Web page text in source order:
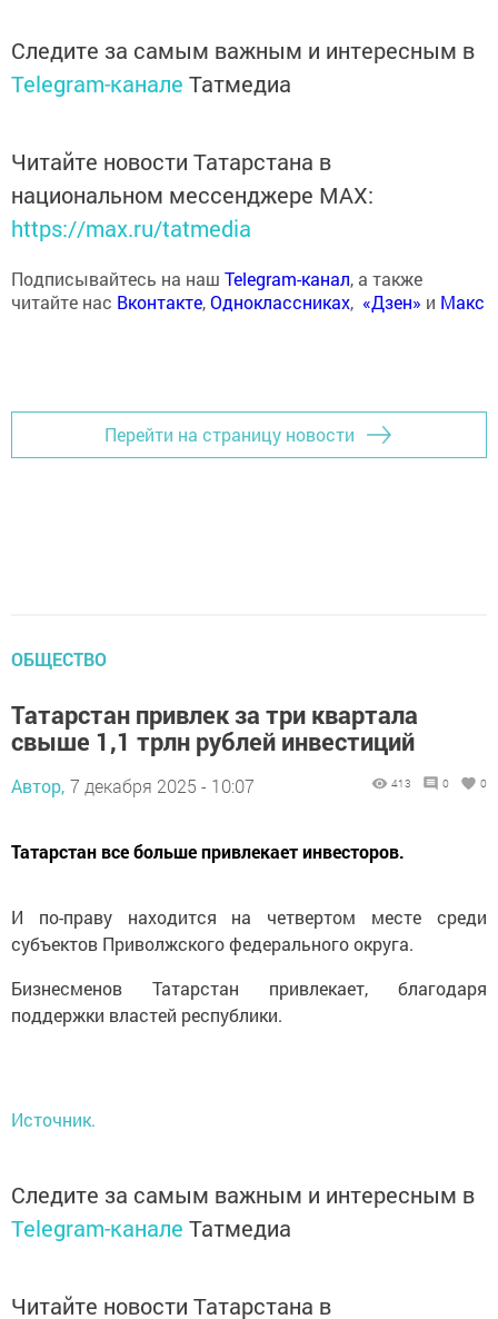
Следите за самым важным и интересным в
Telegram-канале Татмедиа
Читайте новости Татарстана в
национальном мессенджере MАХ:
https://max.ru/tatmedia
Подписывайтесь на наш Telegram-канал, а также
читайте нас Вконтакте,Одноклассниках, «Дзен» и Макс
Перейти на страницу новости
ОБЩЕСТВО
Татарстан привлек за три квартала
свыше 1,1 трлн рублей инвестиций
Автор, 7 декабря 2025 - 10:07 413 0 0
Татарстан все больше привлекает инвесторов.
И по-праву находится на четвертом месте среди
субъектов Приволжского федерального округа.
Бизнесменов Татарстан привлекает, благодаря
поддержки властей республики.
Источник.
Следите за самым важным и интересным в
Telegram-канале Татмедиа
Читайте новости Татарстана в